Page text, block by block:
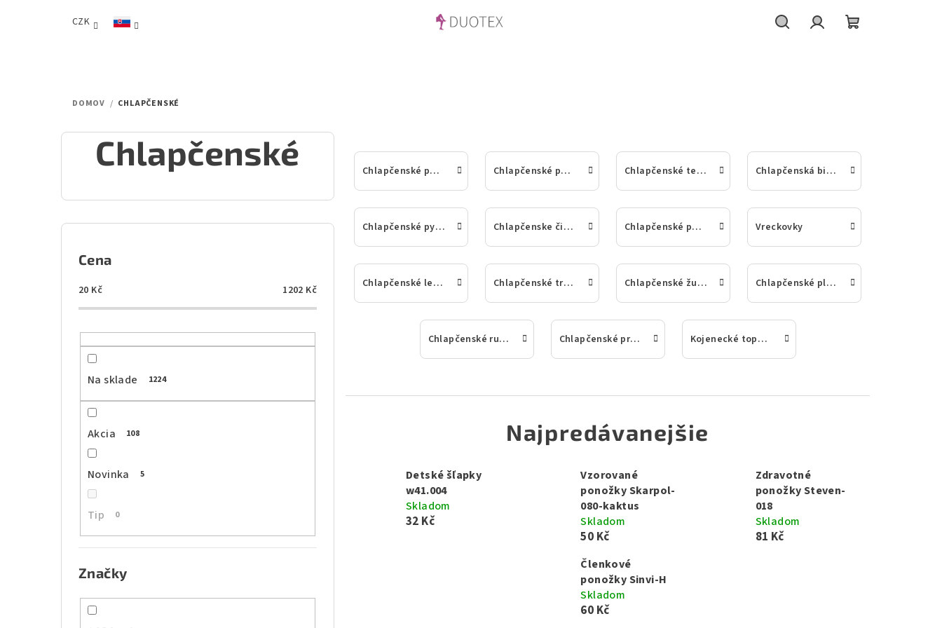
CZK
DOMOV / CHLAPČENSKÉ
Chlapčenské
Cena
20 Kč 1202 Kč
Na sklade 1224
Akcia 108
Novinka 5
Tip 0
Značky
Chlapčenské ponožky Chlapčenské pančuchové nohavice Chlapčenské termo-ponožky, podkolienky a bielizeň Chlapčenská bielizeň
Chlapčenské pyžamá Chlapčenske čiapky, nákrčníky a kukly Chlapčenské podkolienky Vreckovky
Chlapčenské legíny Chlapčenské tričká Chlapčenské župany Chlapčenské plavky
Chlapčenské rukavice Chlapčenské protikliešťové Kojenecké topánočky
Najpredávanejšie
Detské šľapky
w41.004
Skladom
32 Kč
Vzorované
ponožky Skarpol-
080-kaktus
Skladom
50 Kč
Zdravotné
ponožky Steven-
018
Skladom
81 Kč
Členkové
ponožky Sinvi-H
Skladom
60 Kč